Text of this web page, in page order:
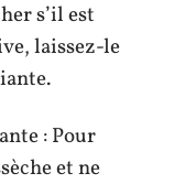
s’il est
laissez-le
: Pour
et ne